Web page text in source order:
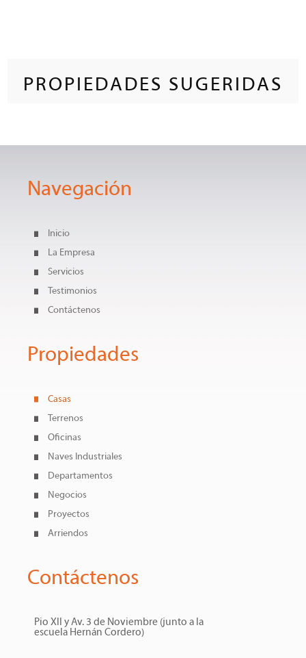
PROPIEDADES SUGERIDAS
Navegación
Inicio
La Empresa
Servicios
Testimonios
Contáctenos
Propiedades
Casas
Terrenos
Oficinas
Naves Industriales
Departamentos
Negocios
Proyectos
Arriendos
Contáctenos
Pio XII y Av. 3 de Noviembre (junto a la
escuela Hernán Cordero)